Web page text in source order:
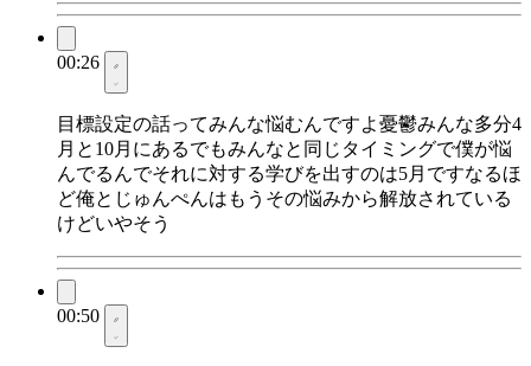
00:26
目標設定の話ってみんな悩むんですよ憂鬱みんな多分4
月と10月にあるでもみんなと同じタイミングで僕が悩
んでるんでそれに対する学びを出すのは5月ですなるほ
ど俺とじゅんぺんはもうその悩みから解放されている
けどいやそう
00:50